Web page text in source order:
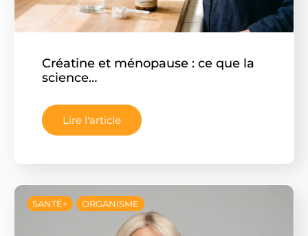
Créatine et ménopause : ce que la
science…
Lire l'article
SANTÉ+ ORGANISME